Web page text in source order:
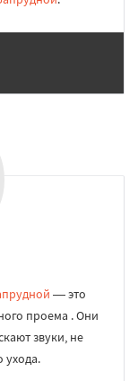
— это
проема . Они
звуки, не
ухода.